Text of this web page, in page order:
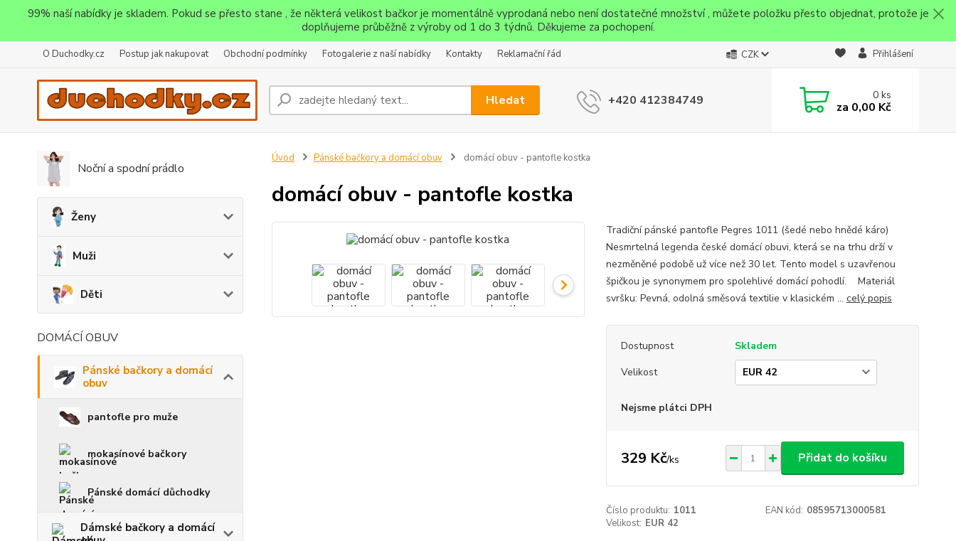
99% naší nabídky je skladem. Pokud se přesto stane , že některá velikost bačkor je momentálně vyprodaná nebo není dostatečné množství , můžete položku přesto objednat, protože je
doplňujeme průběžně z výroby od 1 do 3 týdnů. Děkujeme za pochopení.
O Duchodky.cz Postup jak nakupovat Obchodní podmínky Fotogalerie z naší nabídky Kontakty Reklamační řád CZK Přihlášení
Hledat +420 412384749 0ks
za 0,00 Kč
Noční a spodní prádlo
Ženy
Muži
Děti
DOMÁCÍ OBUV
Pánské bačkory a domácí
obuv
pantofle pro muže
mokasínové bačkory
Pánské domácí důchodky
Dámské bačkory a domácí
Úvod Pánské bačkory a domácí obuv domácí obuv - pantofle kostka
domácí obuv - pantofle kostka
Tradiční pánské pantofle Pegres 1011 (šedé nebo hnědé káro)
Nesmrtelná legenda české domácí obuvi, která se na trhu drží v
nezměněné podobě už více než 30 let. Tento model s uzavřenou
špičkou je synonymem pro spolehlivé domácí pohodlí. Materiál
svršku: Pevná, odolná směsová textilie v klasickém ... celý popis
Dostupnost
Skladem
Velikost
Nejsme plátci DPH
329 Kč/ks Přidat do košíku
Číslo produktu: 1011 EAN kód: 08595713000581
Velikost: EUR 42